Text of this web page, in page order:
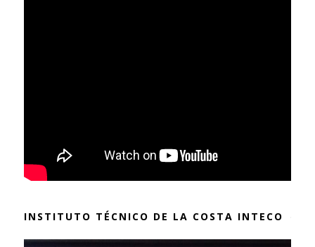
INSTITUTO TÉCNICO DE LA COSTA INTECO